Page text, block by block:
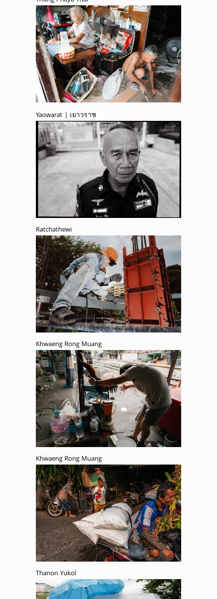
Yaowarat | เยาวราช
Ratchathewi
Khwaeng Rong Muang
Khwaeng Rong Muang
Thanon Yukol